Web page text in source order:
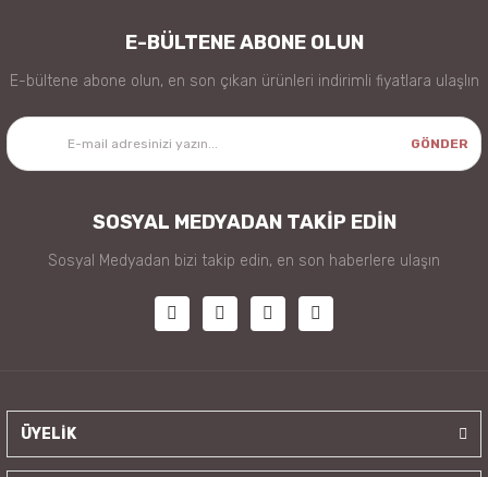
E-BÜLTENE ABONE OLUN
E-bültene abone olun, en son çıkan ürünleri indirimli fiyatlara ulaşlın
GÖNDER
SOSYAL MEDYADAN TAKİP EDİN
Sosyal Medyadan bizi takip edin, en son haberlere ulaşın
ÜYELİK